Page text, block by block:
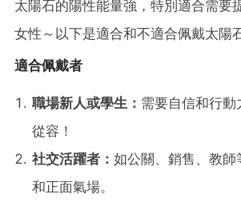
太陽石的陽性能量強，特別適合需要
女性～以下是適合和不適合佩戴太陽
適合佩戴者
職場新人或學生： 需要自信和行
從容！
社交活躍者： 如公關、銷售、教師
和正面氣場。